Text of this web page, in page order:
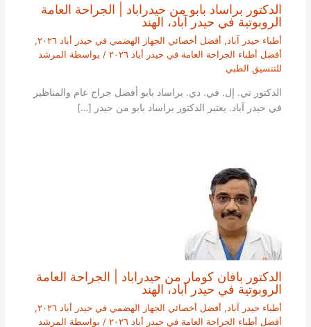
الدكتور براساد بابو من حيدراباد | الجراحة العامة
الروبوتية في حيدر آباد، الهند
أطباء حيدر آباد , أفضل أخصائي الجهاز الهضمي في حيدر أباد ٢٠٢٦
,
أفضل أطباء الجراحة العامة في حيدر أباد ٢٠٢٦
/ بواسطة المرشد
للتنسيق الطبي
الدكتور تي. إل. في. دي. براساد بابو أفضل جراح عام والمناظير
في حيدر آباد. يعتبر الدكتور براساد بابو من حيدر […]
الدكتور بافان كومار من حيدراباد | الجراحة العامة
الروبوتية في حيدر آباد، الهند
أطباء حيدر آباد, أفضل أخصائي الجهاز الهضمي في حيدر أباد ٢٠٢٦
,
أفضل أطباء الجراحة العامة في حيدر أباد ٢٠٢٦
/ بواسطة المرشد